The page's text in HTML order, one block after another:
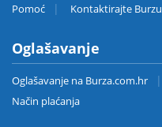
Pomoć Kontaktirajte Burzu
Oglašavanje
Oglašavanje na Burza.com.hr
Način plaćanja